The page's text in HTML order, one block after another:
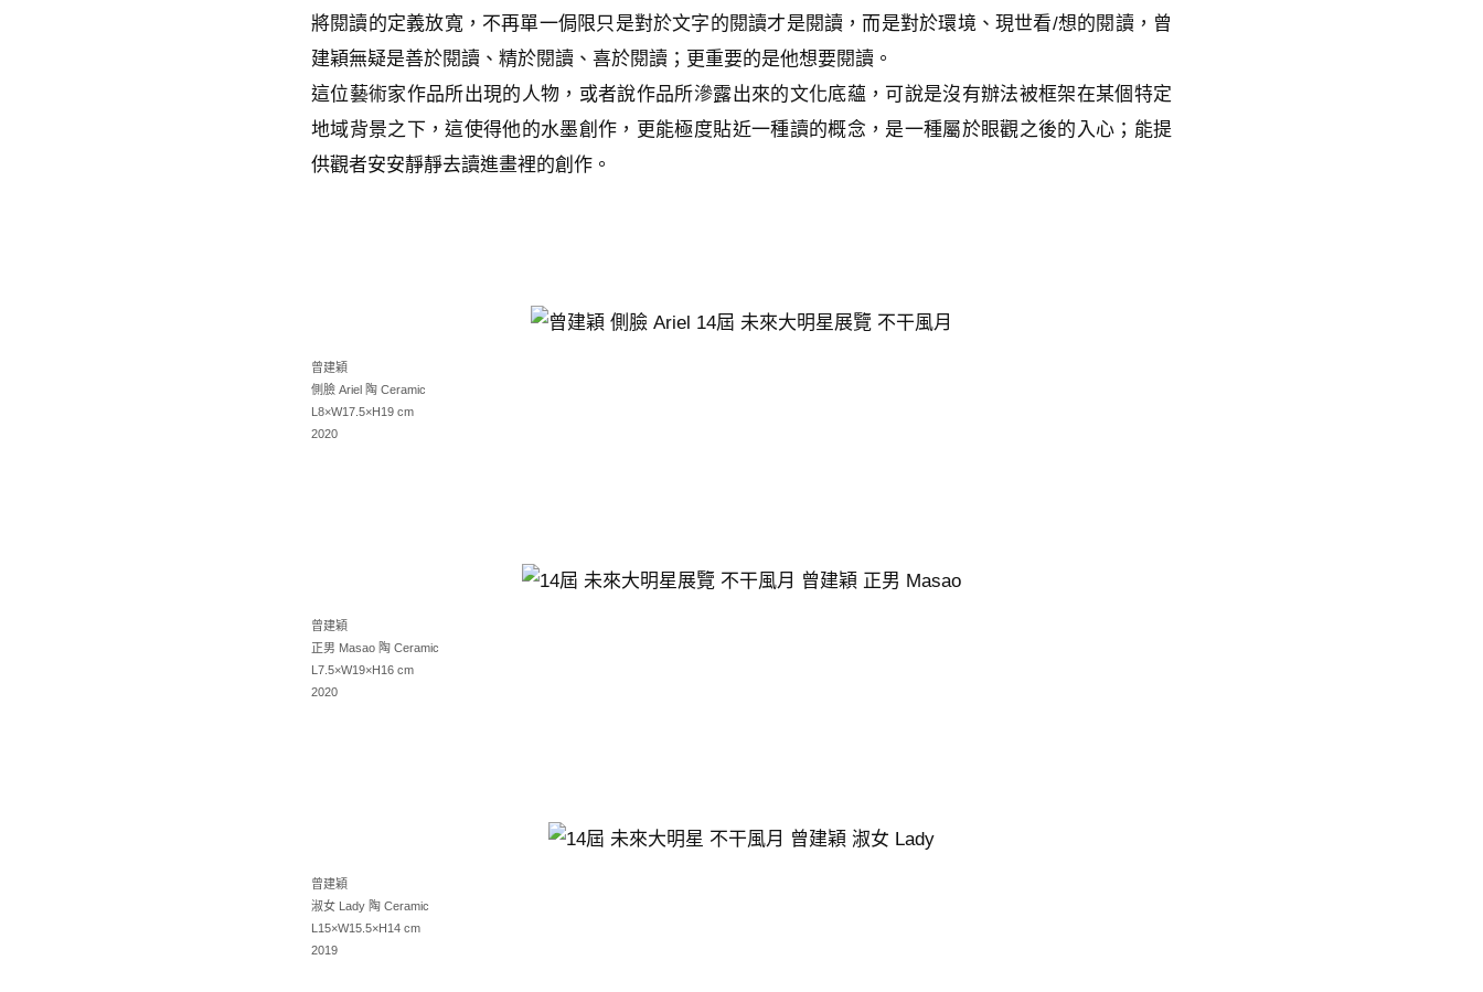
將閱讀的定義放寬，不再單一侷限只是對於文字的閱讀才是閱讀，而是對於環境、現世看/想的閱讀，曾
建穎無疑是善於閱讀、精於閱讀、喜於閱讀；更重要的是他想要閱讀。
這位藝術家作品所出現的人物，或者說作品所滲露出來的文化底蘊，可說是沒有辦法被框架在某個特定
地域背景之下，這使得他的水墨創作，更能極度貼近一種讀的概念，是一種屬於眼觀之後的入心；能提
供觀者安安靜靜去讀進畫裡的創作。
曾建穎
側臉 Ariel 陶 Ceramic
L8×W17.5×H19 cm
2020
曾建穎
正男 Masao 陶 Ceramic
L7.5×W19×H16 cm
2020
曾建穎
淑女 Lady 陶 Ceramic
L15×W15.5×H14 cm
2019